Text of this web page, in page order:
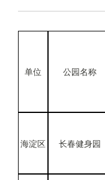
单位 公园名称
海淀区 长春健身园